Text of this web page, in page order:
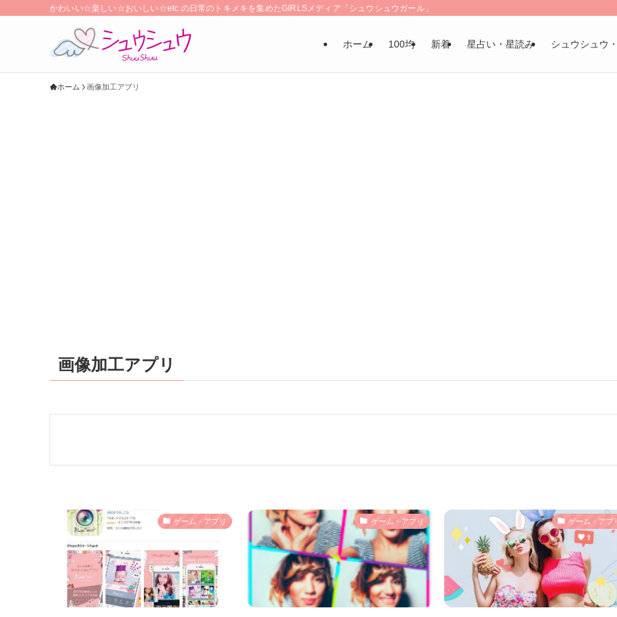
かわいい☆楽しい☆おいしい☆etc.の日常のトキメキを集めたGIRLSメディア「シュウシュウガール」
ホーム 100均 新着 星占い・星読み シュウシュウ
ホーム 画像加工アプリ
画像加工アプリ
ゲーム・アプリ ゲーム・アプリ ゲーム・アプ